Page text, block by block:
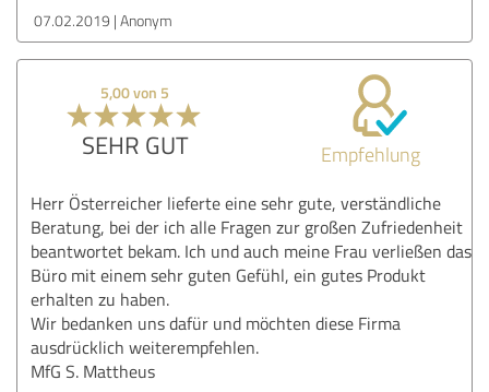
07.02.2019 Anonym
5,00 von 5
SEHR GUT Empfehlung
Herr Österreicher lieferte eine sehr gute, verständliche
Beratung, bei der ich alle Fragen zur großen Zufriedenheit
beantwortet bekam. Ich und auch meine Frau verließen das
Büro mit einem sehr guten Gefühl, ein gutes Produkt
erhalten zu haben.
Wir bedanken uns dafür und möchten diese Firma
ausdrücklich weiterempfehlen.
MfG S. Mattheus